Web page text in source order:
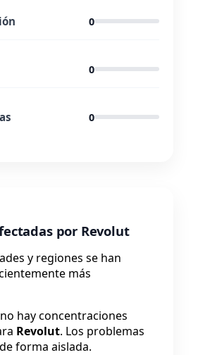
0
0
0
por Revolut
y regiones se han
más
hay concentraciones
Revolut. Los problemas
forma aislada.